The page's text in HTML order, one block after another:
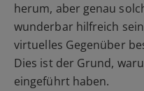
herum, aber genau
wunderbar hilfreich
virtuelles Gegenüber
Dies ist der Grund,
eingeführt haben.